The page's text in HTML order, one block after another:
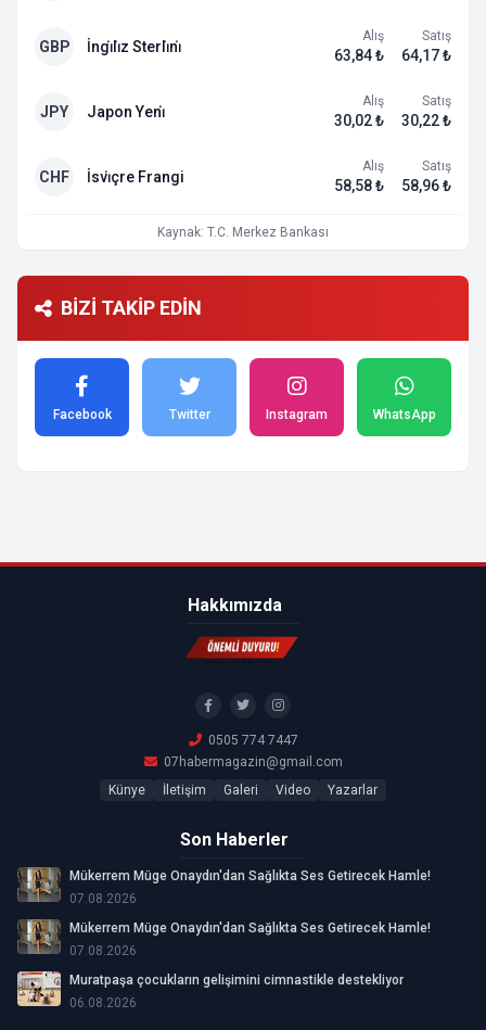
GBP İngi̇li̇z Sterli̇ni̇
Alış
63,84 ₺
Satış
64,17 ₺
JPY Japon Yeni̇
Alış
30,02 ₺
Satış
30,22 ₺
CHF İsvi̇çre Frangi
Alış
58,58 ₺
Satış
58,96 ₺
Kaynak: T.C. Merkez Bankası
BİZİ TAKİP EDİN
Facebook Twitter Instagram WhatsApp
Hakkımızda
0505 774 7447
07habermagazin@gmail.com
Künye
İletişim Galeri Video Yazarlar
Son Haberler
Mükerrem Müge Onaydın'dan Sağlıkta Ses Getirecek Hamle!
07.08.2026
Mükerrem Müge Onaydın'dan Sağlıkta Ses Getirecek Hamle!
07.08.2026
Muratpaşa çocukların gelişimini cimnastikle destekliyor
06.08.2026